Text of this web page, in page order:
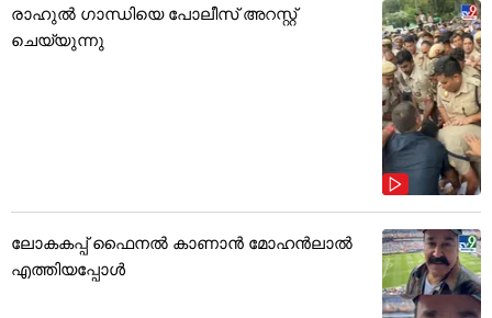
രാഹുൽ ഗാന്ധിയെ പോലീസ് അറസ്റ്റ്
ചെയ്യുന്നു
ലോകകപ്പ് ഫൈനൽ കാണാൻ മോഹൻലാൽ
എത്തിയപ്പോൾ